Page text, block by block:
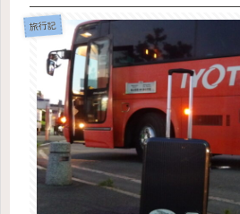
旅行記